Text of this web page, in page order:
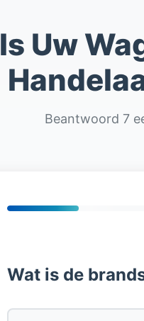
Is Uw
Beantwoord 7
Wat is de